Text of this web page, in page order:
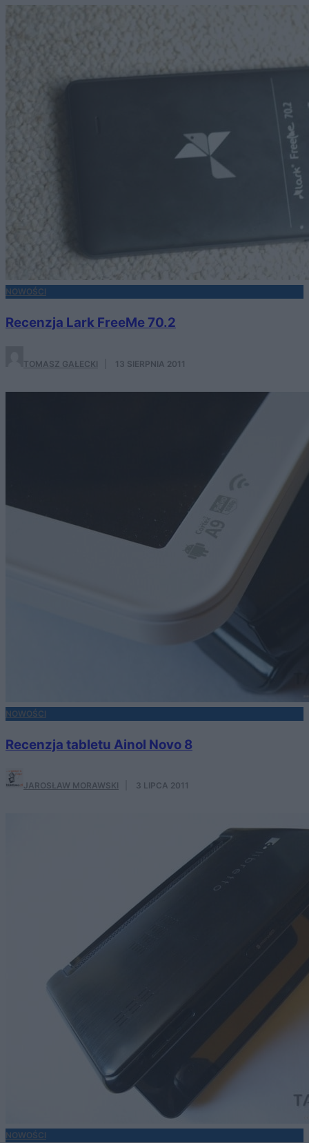
NOWOŚCI
Recenzja Lark FreeMe 70.2
TOMASZ GAŁECKI 13 SIERPNIA 2011
NOWOŚCI
Recenzja tabletu Ainol Novo 8
JAROSŁAW MORAWSKI 3 LIPCA 2011
NOWOŚCI